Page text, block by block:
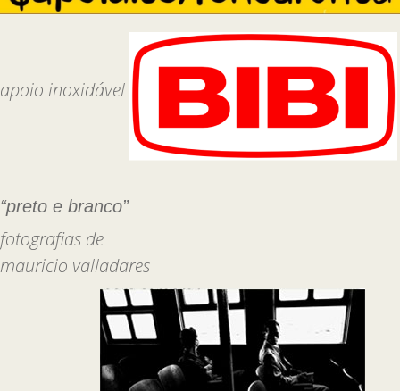
apoio inoxidável
“preto e branco”
fotografias de
mauricio valladares